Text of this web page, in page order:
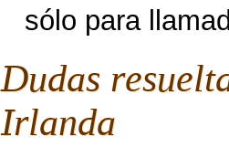
sólo para
Dudas
Irlanda